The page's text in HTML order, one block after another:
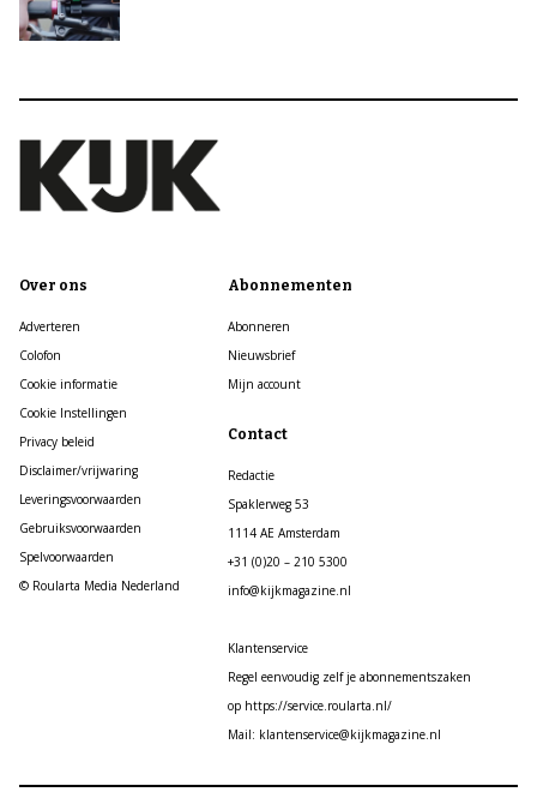
Over ons
Adverteren
Colofon
Cookie informatie
Cookie Instellingen
Privacy beleid
Disclaimer/vrijwaring
Leveringsvoorwaarden
Gebruiksvoorwaarden
Spelvoorwaarden
© Roularta Media Nederland
Abonnementen
Abonneren
Nieuwsbrief
Mijn account
Contact
Redactie
Spaklerweg 53
1114 AE Amsterdam
+31 (0)20 – 210 5300
info@kijkmagazine.nl
Klantenservice
Regel eenvoudig zelf je abonnementszaken
op https://service.roularta.nl/
Mail: klantenservice@kijkmagazine.nl